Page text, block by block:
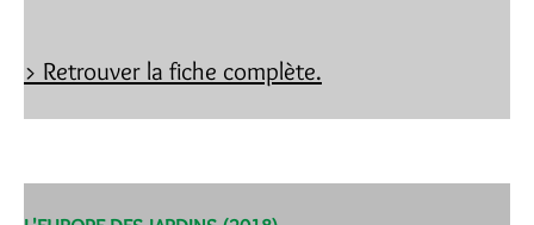
> Retrouver la fiche complète.